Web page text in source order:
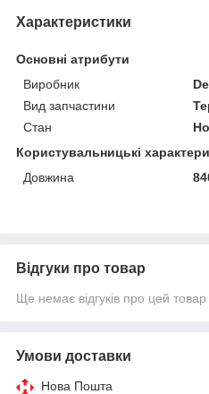
Характеристики
Основні атрибути
Виробник
Вид запчастини
Стан
Користувальницькі
Довжина
Відгуки про товар
Ще немає відгуків про цей товар
Умови доставки
Нова Пошта